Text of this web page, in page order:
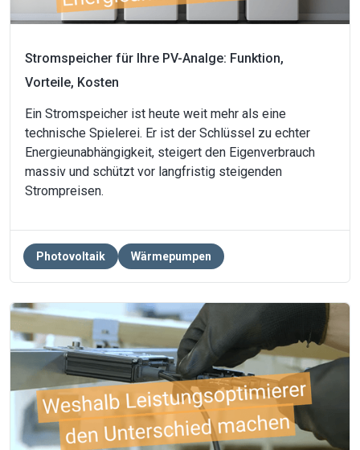
Stromspeicher für Ihre PV-Analge: Funktion,
Vorteile, Kosten
Ein Stromspeicher ist heute weit mehr als eine
technische Spielerei. Er ist der Schlüssel zu echter
Energieunabhängigkeit, steigert den Eigenverbrauch
massiv und schützt vor langfristig steigenden
Strompreisen.
Photovoltaik Wärmepumpen